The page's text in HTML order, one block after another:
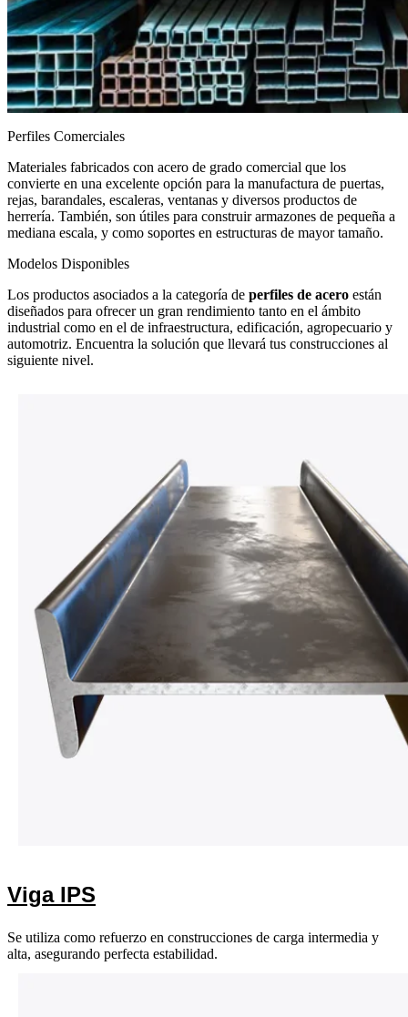
Perfiles Comerciales
Materiales fabricados con acero de grado comercial que los
convierte en una excelente opción para la manufactura de puertas,
rejas, barandales, escaleras, ventanas y diversos productos de
herrería. También, son útiles para construir armazones de pequeña a
mediana escala, y como soportes en estructuras de mayor tamaño.
Modelos Disponibles
Los productos asociados a la categoría de perfiles de acero están
diseñados para ofrecer un gran rendimiento tanto en el ámbito
industrial como en el de infraestructura, edificación, agropecuario y
automotriz. Encuentra la solución que llevará tus construcciones al
siguiente nivel.
Viga IPS
Se utiliza como refuerzo en construcciones de carga intermedia y
alta, asegurando perfecta estabilidad.